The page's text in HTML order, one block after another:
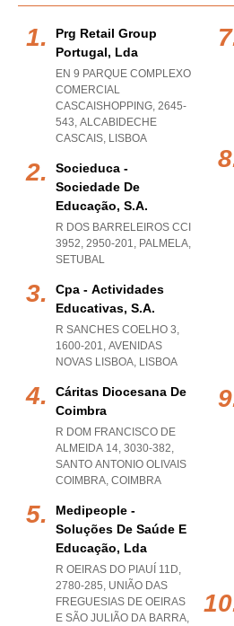
Prg Retail Group
Portugal, Lda
EN 9 PARQUE COMPLEXO
COMERCIAL
CASCAISHOPPING, 2645-
543, ALCABIDECHE
CASCAIS, LISBOA
Socieduca -
Sociedade De
Educação, S.a.
R DOS BARRELEIROS CCI
3952, 2950-201, PALMELA,
SETUBAL
Cpa - Actividades
Educativas, S.a.
R SANCHES COELHO 3,
1600-201, AVENIDAS
NOVAS LISBOA, LISBOA
Cáritas Diocesana De
Coimbra
R DOM FRANCISCO DE
ALMEIDA 14, 3030-382,
SANTO ANTONIO OLIVAIS
COIMBRA, COIMBRA
Medipeople -
Soluções De Saúde E
Educação, Lda
R OEIRAS DO PIAUÍ 11D,
2780-285, UNIÃO DAS
FREGUESIAS DE OEIRAS
E SÃO JULIÃO DA BARRA,